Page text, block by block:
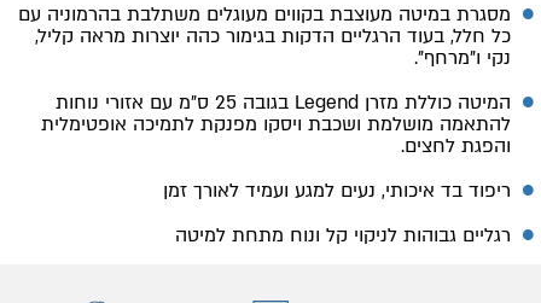
מסגרת במיטה מעוצבת בקווים מעוגלים משתלבת בהרמוניה עם
כל חלל, בעוד הרגליים הדקות בגימור כהה יוצרות מראה קליל,
נקי ו"מרחף".
המיטה כוללת מזרן Legend בגובה 25 ס"מ עם אזורי נוחות
להתאמה מושלמת ושכבת ויסקו מפנקת לתמיכה אופטימלית
והפגת לחצים.
ריפוד בד איכותי, נעים למגע ועמיד לאורך זמן
רגליים גבוהות לניקוי קל ונוח מתחת למיטה